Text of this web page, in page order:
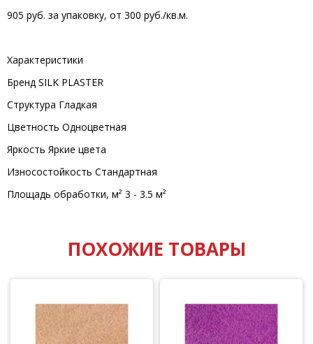
905 руб. за упаковку, от 300 руб./кв.м.
Характеристики
Бренд SILK PLASTER
Структура Гладкая
Цветность Одноцветная
Яркость Яркие цвета
Износостойкость Стандартная
Площадь обработки, м² 3 - 3.5 м²
ПОХОЖИЕ ТОВАРЫ